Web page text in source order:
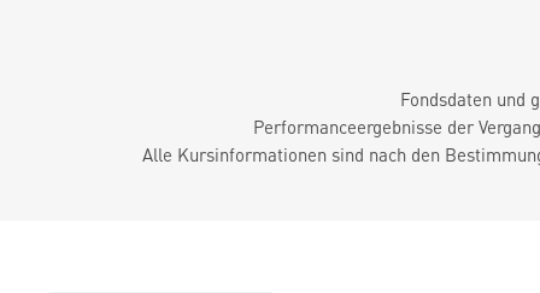
Fondsdaten und
Performanceergebnisse der
Alle Kursinformationen sind nach den